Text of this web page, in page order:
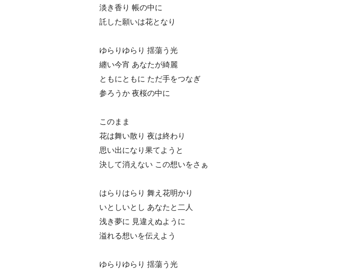
淡き香り 帳の中に
託した願いは花となり
ゆらりゆらり 揺蕩う光
纏い今宵 あなたが綺麗
ともにともに ただ手をつなぎ
参ろうか 夜桜の中に
このまま
花は舞い散り 夜は終わり
思い出になり果てようと
決して消えない この想いをさぁ
はらりはらり 舞え花明かり
いとしいとし あなたと二人
浅き夢に 見違えぬように
溢れる想いを伝えよう
ゆらりゆらり 揺蕩う光